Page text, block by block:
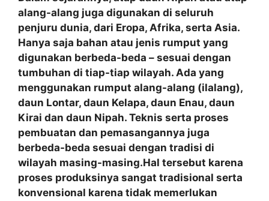
alang-alang juga digunakan di seluruh
penjuru dunia, dari Eropa, Afrika, serta Asia.
Hanya saja bahan atau jenis rumput yang
digunakan berbeda-beda – sesuai dengan
tumbuhan di tiap-tiap wilayah. Ada yang
menggunakan rumput alang-alang (ilalang),
daun Lontar, daun Kelapa, daun Enau, daun
Kirai dan daun Nipah. Teknis serta proses
pembuatan dan pemasangannya juga
berbeda-beda sesuai dengan tradisi di
wilayah masing-masing.Hal tersebut karena
proses produksinya sangat tradisional serta
konvensional karena tidak memerlukan